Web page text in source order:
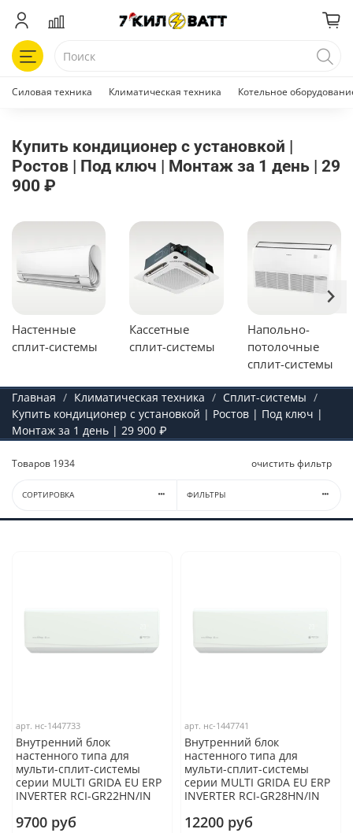
Силовая техника Климатическая техника Котельное
Купить кондиционер с установкой |
Ростов | Под ключ | Монтаж за 1 день | 29
900 ₽
Настенные
сплит-системы
Кассетные
сплит-системы
Напольно-
потолочные
сплит-системы
Главная Климатическая техника
Сплит-системы
Купить кондиционер с установкой | Ростов | Под ключ |
Монтаж за 1 день | 29 900 ₽
Товаров 1934 очистить фильтр
СОРТИРОВКА ФИЛЬТРЫ
арт. нс-1447733
Внутренний блок
настенного типа для
мульти-сплит-системы
серии MULTI GRIDA EU ERP
INVERTER RCI-GR22HN/IN
9700 руб
арт. нс-1447741
Внутренний блок
настенного типа для
мульти-сплит-системы
серии MULTI GRIDA EU ERP
INVERTER RCI-GR28HN/IN
12200 руб